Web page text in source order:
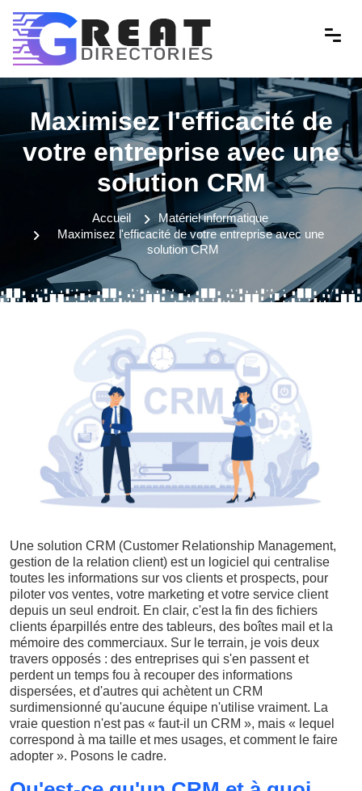
Maximisez l'efficacité de
votre entreprise avec une
solution CRM
Accueil
Matériel informatique
Maximisez l'efficacité de votre entreprise avec une
solution CRM
Une solution CRM (Customer Relationship Management,
gestion de la relation client) est un logiciel qui centralise
toutes les informations sur vos clients et prospects, pour
piloter vos ventes, votre marketing et votre service client
depuis un seul endroit. En clair, c'est la fin des fichiers
clients éparpillés entre des tableurs, des boîtes mail et la
mémoire des commerciaux. Sur le terrain, je vois deux
travers opposés : des entreprises qui s'en passent et
perdent un temps fou à recouper des informations
dispersées, et d'autres qui achètent un CRM
surdimensionné qu'aucune équipe n'utilise vraiment. La
vraie question n'est pas « faut-il un CRM », mais « lequel
correspond à ma taille et mes usages, et comment le faire
adopter ». Posons le cadre.